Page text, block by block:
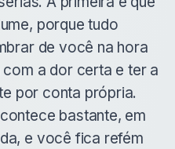
porque tudo
de você na hora
a dor certa e ter a
por conta própria.
bastante, em
e você fica refém